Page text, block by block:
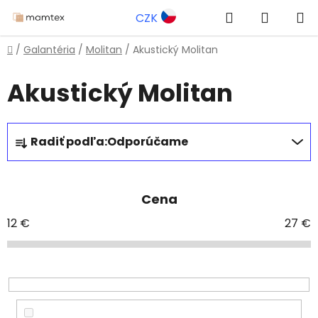
na
obsah
CZK Hľadať
KOŠÍK
Domov
/ Galantéria / Molitan / Akustický Molitan
Akustický Molitan
R
a
d
i
e
r
o
Radiť podľa:Odporúčame
Cena
12 € 27 €